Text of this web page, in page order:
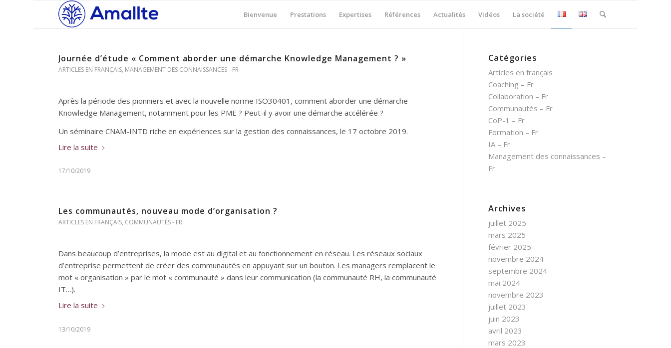
Bienvenue Prestations Expertises Références Actualités Vidéos La société
Journée d’étude « Comment aborder une démarche Knowledge Management ? »
ARTICLES EN FRANÇAIS, MANAGEMENT DES CONNAISSANCES - FR
Après la période des pionniers et avec la nouvelle norme ISO30401, comment aborder une démarche
Knowledge Management, notamment pour les PME ? Peut-il y avoir une démarche accélérée ?
Un séminaire CNAM-INTD riche en expériences sur la gestion des connaissances, le 17 octobre 2019.
Lire la suite
17/10/2019
Les communautés, nouveau mode d’organisation ?
ARTICLES EN FRANÇAIS, COMMUNAUTÉS - FR
Dans beaucoup d’entreprises, la mode est au digital et au fonctionnement en réseau. Les réseaux sociaux
d’entreprise permettent de créer des communautés en appuyant sur un bouton. Les managers remplacent le
mot « organisation » par le mot « communauté » dans leur communication (la communauté RH, la communauté
IT…).
Lire la suite
13/10/2019
Catégories
Articles en français
Coaching – Fr
Collaboration – Fr
Communautés – Fr
CoP-1 – Fr
Formation – Fr
IA – Fr
Management des connaissances –
Fr
Archives
juillet 2025
mars 2025
février 2025
novembre 2024
septembre 2024
mai 2024
novembre 2023
juillet 2023
juin 2023
avril 2023
mars 2023